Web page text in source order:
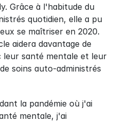
Grâce à l'habitude du
quotidien, elle a pu
se maîtriser en 2020.
aidera davantage de
santé mentale et leur
soins auto-administrés
la pandémie où j'ai
mentale, j'ai